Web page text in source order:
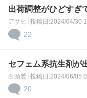
出荷調整がひどすぎ
アサヒ 投稿日:2024/04/30
22
セフェム系抗生剤が
白頭鷲 投稿日:2024/06/05
20